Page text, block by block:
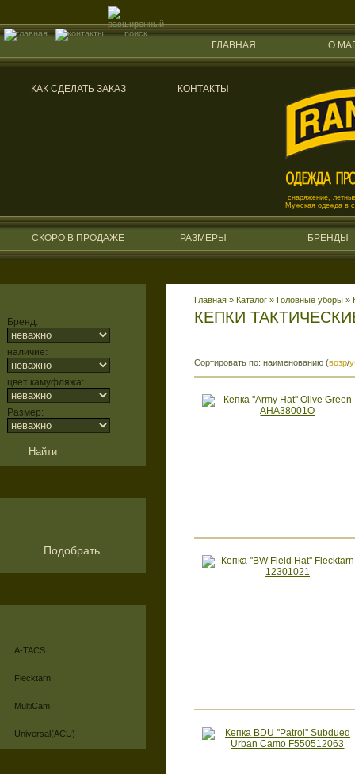
ГЛАВНАЯ О
КАК СДЕЛАТЬ ЗАКАЗ КОНТАКТЫ
снаряжение,
Мужская одежда в
СКОРО В ПРОДАЖЕ РАЗМЕРЫ БРЕНДЫ
Бренд:
наличие:
цвет камуфляжа:
Размер:
Подобрать
A-TACS
Flecktarn
MultiCam
Universal(ACU)
КЕПКИ
Главная » Каталог » Головные уборы »
Сортировать по: наименованию (возр/